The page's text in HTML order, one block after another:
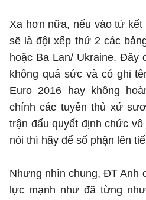
Xa hơn nữa, nếu vào tứ kết
sẽ là đội xếp thứ 2 các
hoặc Ba Lan/ Ukraine. Đây
không quá sức và có ghi
Euro 2016 hay không
chính các tuyển thủ xứ
trận đấu quyết định chức
nói thì hãy để số phận lên
Nhưng nhìn chung, ĐT Anh
lực mạnh như đã từng